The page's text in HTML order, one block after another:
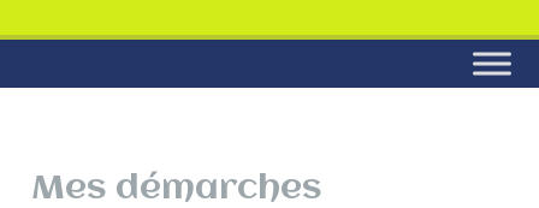
Mes démarches